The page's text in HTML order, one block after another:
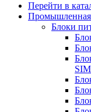
Перейти в
Промышленная
Блоки